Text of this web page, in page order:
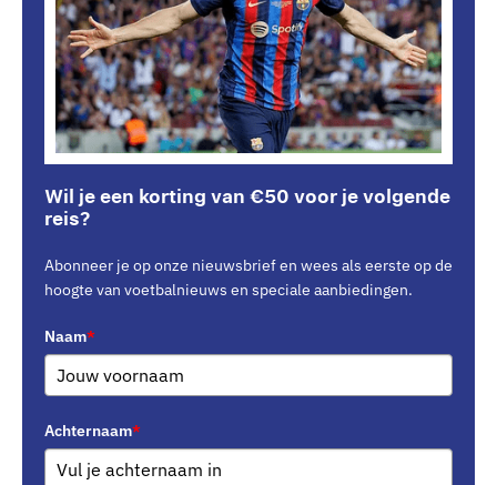
Wil je een korting van €50 voor je volgende
reis?
Abonneer je op onze nieuwsbrief en wees als eerste op de
hoogte van voetbalnieuws en speciale aanbiedingen.
Naam*
Achternaam*